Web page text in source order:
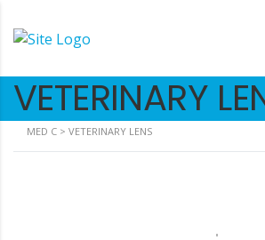
VETERINARY
MED C > VETERINARY LENS